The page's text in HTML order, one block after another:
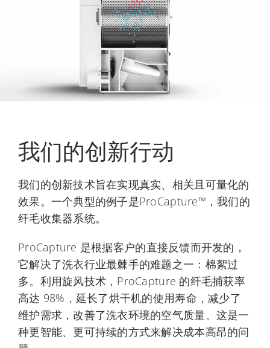
我们的创新行动
我们的创新技术旨在实现真实、相关且可量化的
效果。一个典型的例子是ProCapture™，我们的
纤毛收集器系统。
ProCapture 是根据客户的直接反馈而开发的，
它解决了洗衣行业最棘手的难题之一：棉絮过
多。利用旋风技术，ProCapture 的纤毛捕获率
高达 98%，延长了烘干机的使用寿命，减少了
维护需求，改善了洗衣环境的空气质量。这是一
种更智能、更可持续的方式来解决成本高昂的问